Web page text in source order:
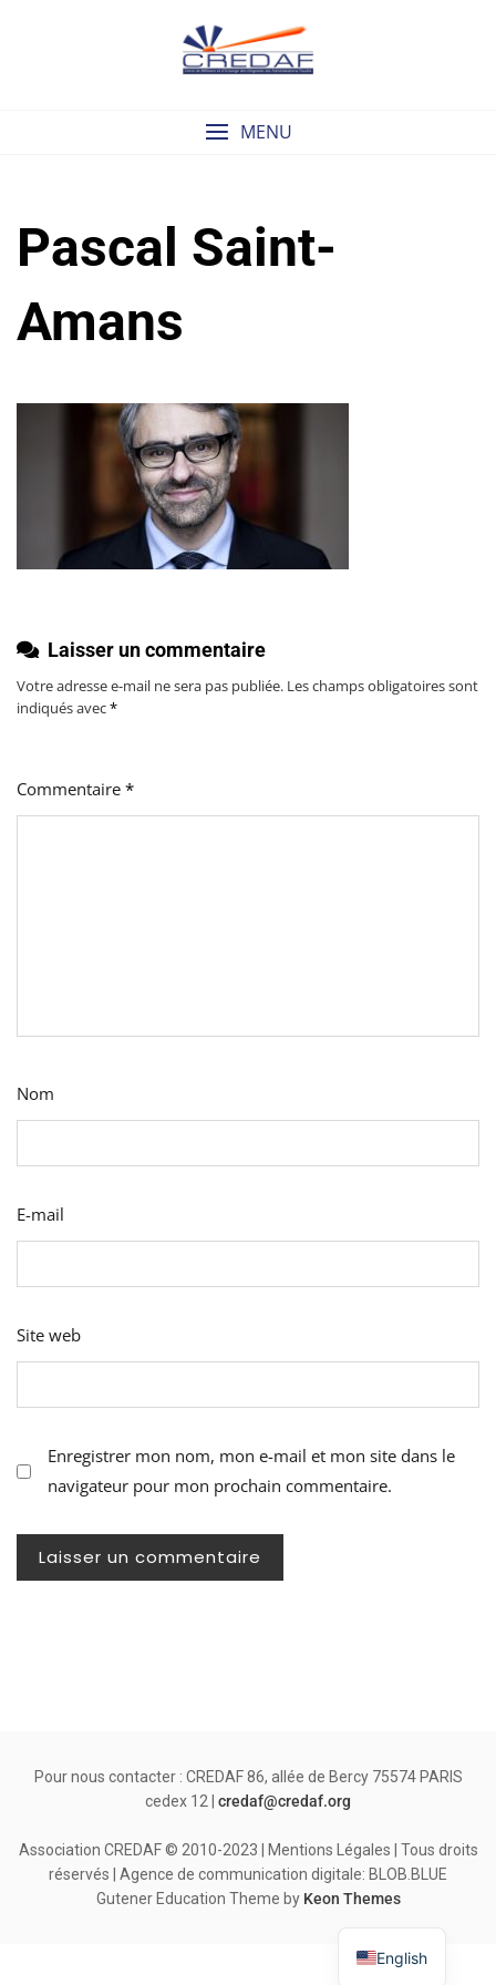
MENU
Pascal Saint-
Amans
Laisser un commentaire
Votre adresse e-mail ne sera pas publiée. Les champs obligatoires sont
indiqués avec*
Commentaire *
Nom
E-mail
Site web
Enregistrer mon nom, mon e-mail et mon site dans le
navigateur pour mon prochain commentaire.
Pour nous contacter : CREDAF 86, allée de Bercy 75574 PARIS
cedex 12 | credaf@credaf.org
Association CREDAF © 2010-2023 | Mentions Légales | Tous droits
réservés | Agence de communication digitale: BLOB.BLUE
Gutener Education Theme by Keon Themes
English